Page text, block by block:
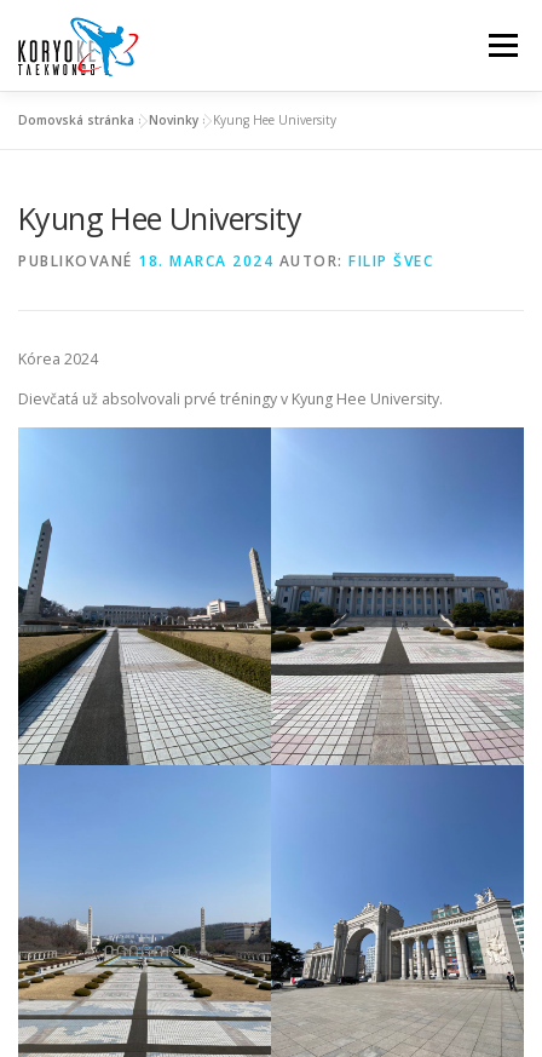
obsah
Menu
VIAC O TAEKWONDE BLOG
Domovská stránka »Novinky »Kyung Hee University
Kyung Hee University
PUBLIKOVANÉ 18. MARCA 2024 AUTOR: FILIP ŠVEC
Kórea 2024
Dievčatá už absolvovali prvé tréningy v Kyung Hee University.